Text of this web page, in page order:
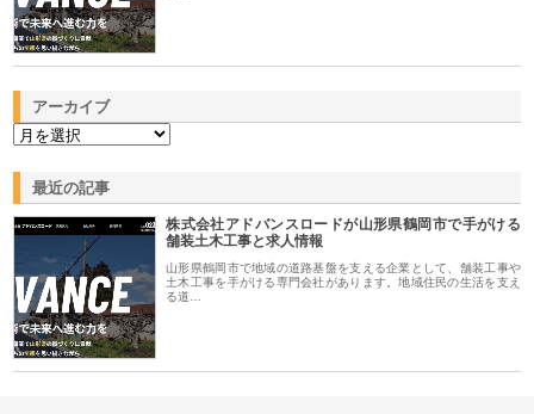
アーカイブ
最近の記事
株式会社アドバンスロードが山形県鶴岡市で手がける
舗装土木工事と求人情報
山形県鶴岡市で地域の道路基盤を支える企業として、舗装工事や
土木工事を手がける専門会社があります。地域住民の生活を支え
る道…